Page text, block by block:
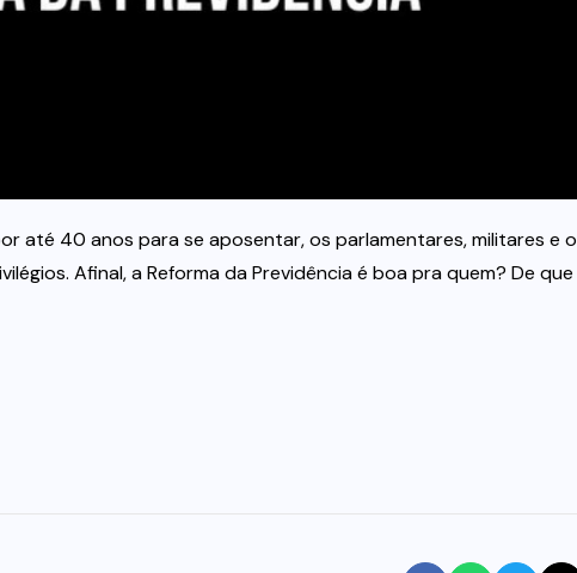
até 40 anos para se aposentar, os parlamentares, militares e o
Afinal, a Reforma da Previdência é boa pra quem? De que